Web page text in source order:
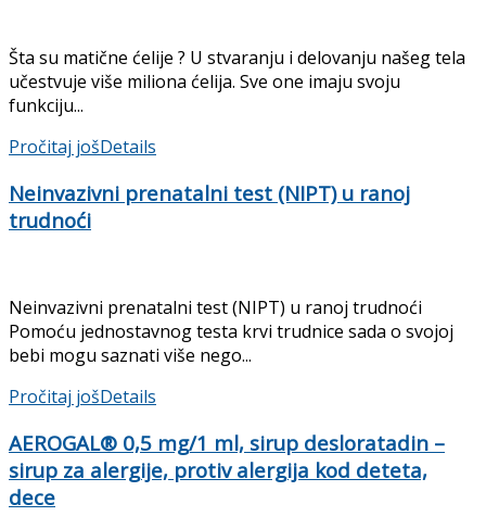
Šta su matične ćelije ? U stvaranju i delovanju našeg tela
učestvuje više miliona ćelija. Sve one imaju svoju
funkciju...
Pročitaj jošDetails
Neinvazivni prenatalni test (NIPT) u ranoj
trudnoći
Neinvazivni prenatalni test (NIPT) u ranoj trudnoći
Pomoću jednostavnog testa krvi trudnice sada o svojoj
bebi mogu saznati više nego...
Pročitaj jošDetails
AEROGAL® 0,5 mg/1 ml, sirup desloratadin –
sirup za alergije, protiv alergija kod deteta,
dece